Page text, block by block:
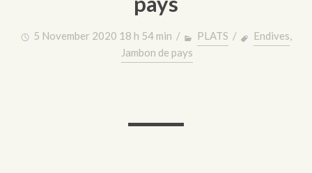
5 November 2020 18 h 54 min / PLATS / Endives,
Jambon de pays